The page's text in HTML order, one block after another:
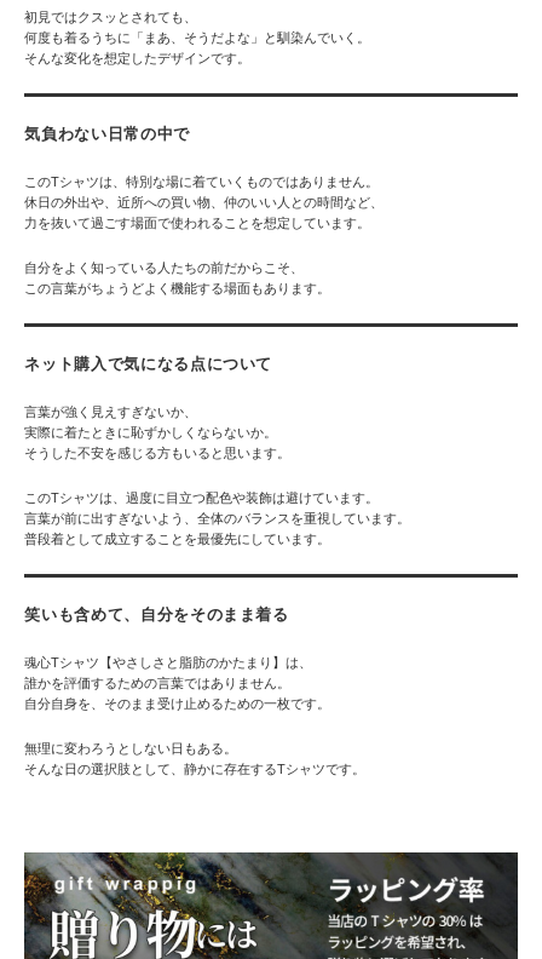
初見ではクスッとされても、
何度も着るうちに「まあ、そうだよな」と馴染んでいく。
そんな変化を想定したデザインです。
気負わない日常の中で
このTシャツは、特別な場に着ていくものではありません。
休日の外出や、近所への買い物、仲のいい人との時間など、
力を抜いて過ごす場面で使われることを想定しています。
自分をよく知っている人たちの前だからこそ、
この言葉がちょうどよく機能する場面もあります。
ネット購入で気になる点について
言葉が強く見えすぎないか、
実際に着たときに恥ずかしくならないか。
そうした不安を感じる方もいると思います。
このTシャツは、過度に目立つ配色や装飾は避けています。
言葉が前に出すぎないよう、全体のバランスを重視しています。
普段着として成立することを最優先にしています。
笑いも含めて、自分をそのまま着る
魂心Tシャツ【やさしさと脂肪のかたまり】は、
誰かを評価するための言葉ではありません。
自分自身を、そのまま受け止めるための一枚です。
無理に変わろうとしない日もある。
そんな日の選択肢として、静かに存在するTシャツです。